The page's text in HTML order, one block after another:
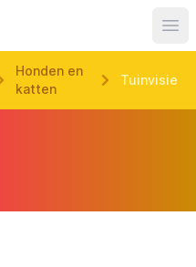
Honden en
katten
Tuinvisie